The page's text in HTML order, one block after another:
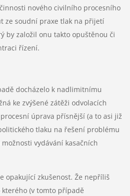
nového civilního procesního
ze soudní praxe tlak na přijetí
by založil onu takto opuštěnou či
řízení.
docházelo k nadlimitnímu
ke zvýšené zátěži odvolacích
úprava přísnější (a to asi již
tlaku na řešení problému
vydávání kasačních
opakující zkušenost. Že nepříliš
(v tomto případě